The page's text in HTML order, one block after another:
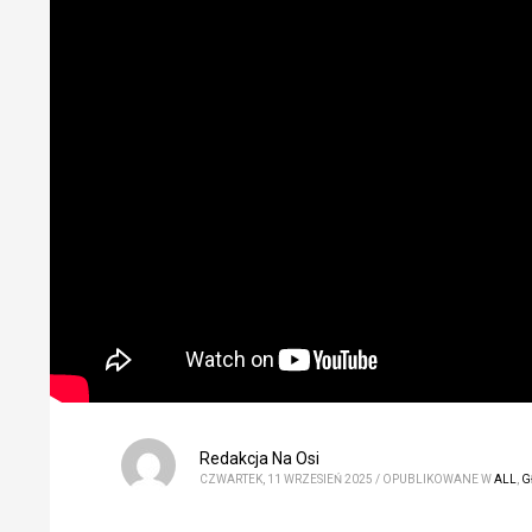
Redakcja Na Osi
CZWARTEK, 11 WRZESIEŃ 2025 / OPUBLIKOWANE WALL